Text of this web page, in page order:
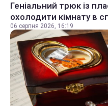
Геніальний трюк із
охолодити кімнату в
06 серпня 2026, 16:19